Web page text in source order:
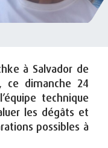
à Salvador de
ce dimanche 24
technique
les dégâts et
possibles à